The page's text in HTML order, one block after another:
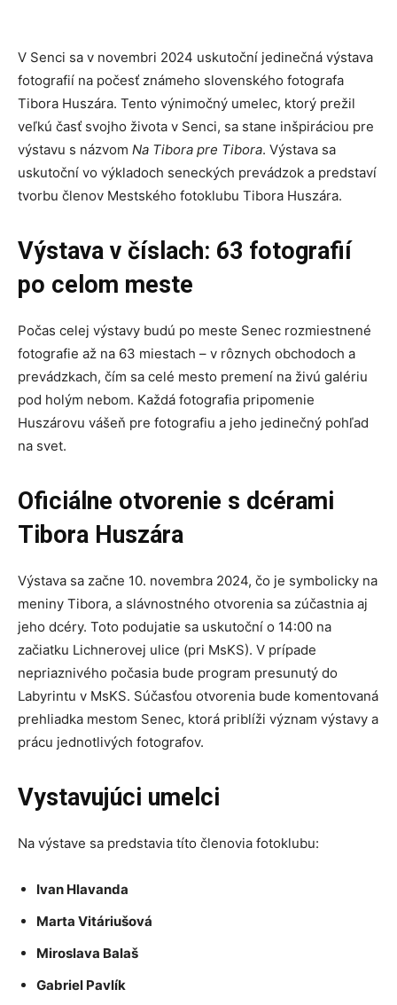
V Senci sa v novembri 2024 uskutoční jedinečná výstava
fotografií na počesť známeho slovenského fotografa
Tibora Huszára. Tento výnimočný umelec, ktorý prežil
veľkú časť svojho života v Senci, sa stane inšpiráciou pre
výstavu s názvom Na Tibora pre Tibora. Výstava sa
uskutoční vo výkladoch seneckých prevádzok a predstaví
tvorbu členov Mestského fotoklubu Tibora Huszára.
Výstava v číslach: 63 fotografií
po celom meste
Počas celej výstavy budú po meste Senec rozmiestnené
fotografie až na 63 miestach – v rôznych obchodoch a
prevádzkach, čím sa celé mesto premení na živú galériu
pod holým nebom. Každá fotografia pripomenie
Huszárovu vášeň pre fotografiu a jeho jedinečný pohľad
na svet.
Oficiálne otvorenie s dcérami
Tibora Huszára
Výstava sa začne 10. novembra 2024, čo je symbolicky na
meniny Tibora, a slávnostného otvorenia sa zúčastnia aj
jeho dcéry. Toto podujatie sa uskutoční o 14:00 na
začiatku Lichnerovej ulice (pri MsKS). V prípade
nepriaznivého počasia bude program presunutý do
Labyrintu v MsKS. Súčasťou otvorenia bude komentovaná
prehliadka mestom Senec, ktorá priblíži význam výstavy a
prácu jednotlivých fotografov.
Vystavujúci umelci
Na výstave sa predstavia títo členovia fotoklubu:
Ivan Hlavanda
Marta Vitáriušová
Miroslava Balaš
Gabriel Pavlík